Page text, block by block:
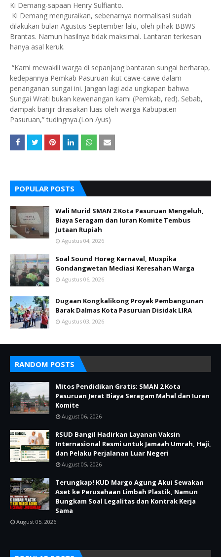
Ki Demang-sapaan Henry Sulfianto.
Ki Demang menguraikan, sebenarnya normalisasi sudah
dilakukan bulan Agustus-September lalu, oleh pihak BBWS
Brantas. Namun hasilnya tidak maksimal. Lantaran terkesan
hanya asal keruk.
“Kami mewakili warga di sepanjang bantaran sungai berharap,
kedepannya Pemkab Pasuruan ikut cawe-cawe dalam
penanganan sungai ini. Jangan lagi ada ungkapan bahwa
Sungai Wrati bukan kewenangan kami (Pemkab, red). Sebab,
dampak banjir dirasakan luas oleh warga Kabupaten
Pasuruan,” tudingnya.(Lon /yus)
POPULAR POSTS
Wali Murid SMAN 2 Kota Pasuruan Mengeluh,
Biaya Seragam dan Iuran Komite Tembus
Jutaan Rupiah
Agustus 04, 2026
Soal Sound Horeg Karnaval, Muspika
Gondangwetan Mediasi Keresahan Warga
Agustus 06, 2026
Dugaan Kongkalikong Proyek Pembangunan
Barak Dalmas Kota Pasuruan Disidak LIRA
Agustus 03, 2026
RANDOM POSTS
Mitos Pendidikan Gratis: SMAN 2 Kota
Pasuruan Jerat Biaya Seragam Mahal dan Iuran
Komite
August 06, 2026
RSUD Bangil Hadirkan Layanan Vaksin
Internasional Resmi untuk Jamaah Umrah, Haji,
dan Pelaku Perjalanan Luar Negeri
August 05, 2026
Terungkap! KUD Margo Agung Akui Sewakan
Aset ke Perusahaan Limbah Plastik, Namun
Bungkam Soal Legalitas dan Kontrak Kerja
Sama
August 05, 2026